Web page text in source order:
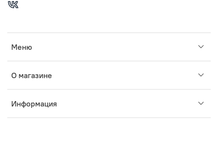
Меню
О магазине
Информация